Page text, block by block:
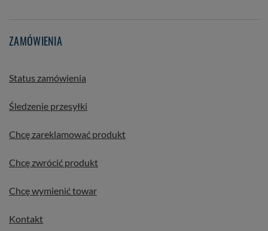
ZAMÓWIENIA
Status zamówienia
Śledzenie przesyłki
Chcę zareklamować produkt
Chcę zwrócić produkt
Chcę wymienić towar
Kontakt